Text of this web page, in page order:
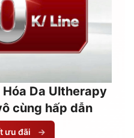
Da Ultherapy
cùng hấp dẫn
ưu đãi →